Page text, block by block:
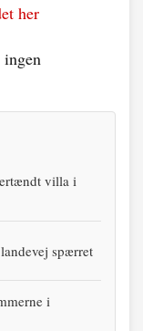
her
ingen
villa i
spærret
i